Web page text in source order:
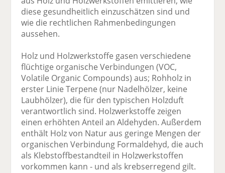
diese gesundheitlich einzuschätzen sind und
wie die rechtlichen Rahmenbedingungen
aussehen.
Holz und Holzwerkstoffe gasen verschiedene
flüchtige organische Verbindungen (VOC,
Volatile Organic Compounds) aus; Rohholz in
erster Linie Terpene (nur Nadelhölzer, keine
Laubhölzer), die für den typischen Holzduft
verantwortlich sind. Holzwerkstoffe zeigen
einen erhöhten Anteil an Aldehyden. Außerdem
enthält Holz von Natur aus geringe Mengen der
organischen Verbindung Formaldehyd, die auch
als Klebstoffbestandteil in Holzwerkstoffen
vorkommen kann - und als krebserregend gilt.